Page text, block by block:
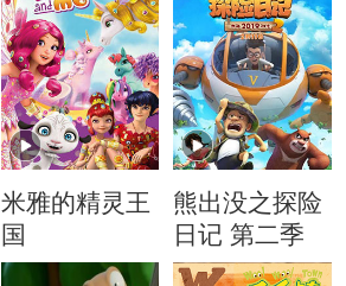
米雅的精灵王
国
熊出没之探险
日记 第二季